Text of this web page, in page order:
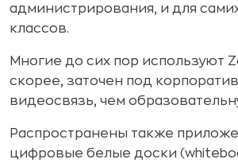
администрирования, и для
классов.
Многие до сих пор используют
скорее, заточен под
видеосвязь, чем
Распространены также
цифровые белые доски